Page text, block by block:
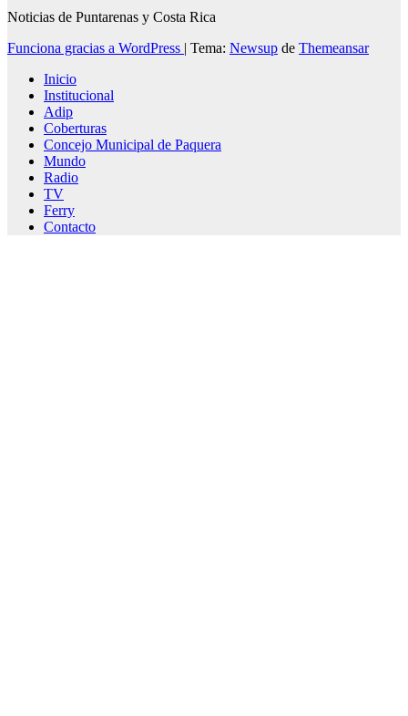
Noticias de Puntarenas y Costa Rica
Funciona gracias a WordPress | Tema: Newsup de Themeansar
Inicio
Institucional
Adip
Coberturas
Concejo Municipal de Paquera
Mundo
Radio
TV
Ferry
Contacto